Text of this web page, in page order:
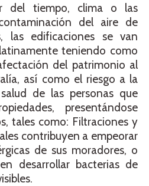
del tiempo, clima o las
del aire de
las edificaciones se van
teniendo como
del patrimonio al
así como el riesgo a la
de las personas que
presentándose
tales como: Filtraciones y
contribuyen a empeorar
de sus moradores, o
desarrollar bacterias de